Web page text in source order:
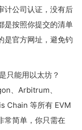
计公司认证，没有后
是按照你提交的清单
是官方网址，避免钓
只能用以太坊？
、Arbitrum、
Chain 等所有 EVM
常简单，你只需在